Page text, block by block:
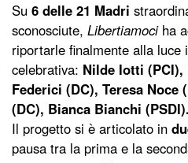
Su 6 delle 21 Madri
sconosciute, Libertiamoci ha
riportarle finalmente alla luce
celebrativa: Nilde Iotti
Federici (DC), Teresa Noce
(DC), Bianca Bianchi (PSDI).
Il progetto si è articolato in
pausa tra la prima e la